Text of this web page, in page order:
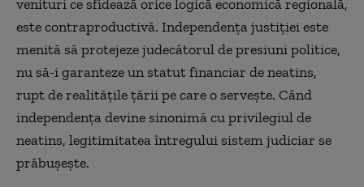
venituri ce sfidează orice logică economică regională,
este contraproductivă. Independența justiției este
menită să protejeze judecătorul de presiuni politice,
nu să-i garanteze un statut financiar de neatins,
rupt de realitățile țării pe care o servește. Când
independența devine sinonimă cu privilegiul de
neatins, legitimitatea întregului sistem judiciar se
prăbușește.